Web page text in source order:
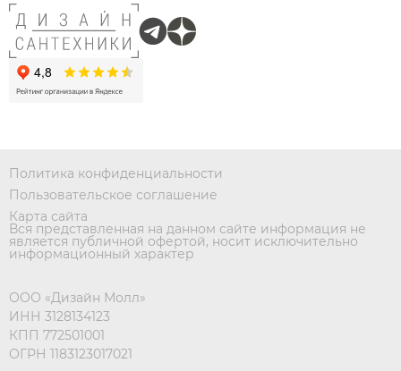
Политика конфиденциальности
Пользовательское соглашение
Карта сайта
Вся представленная на данном сайте информация не
является публичной офертой, носит исключительно
информационный характер
ООО «Дизайн Молл»
ИНН 3128134123
КПП 772501001
ОГРН 1183123017021